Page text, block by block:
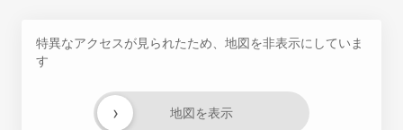
特異なアクセスが見られたため、地図を非表示にしていま
す
地図を表示
›